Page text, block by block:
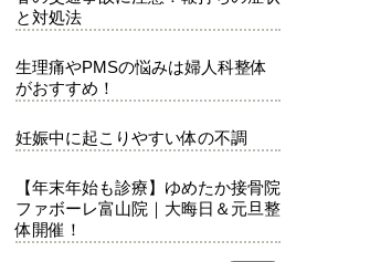
と対処法
生理痛やPMSの悩みは婦人科整体
がおすすめ！
妊娠中に起こりやすい体の不調
【年末年始も診療】ゆめたか接骨院
ファボーレ富山院｜大晦日＆元旦整
体開催！